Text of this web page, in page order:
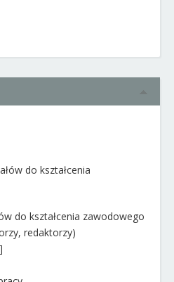
do kształcenia
do kształcenia zawodowego
redaktorzy)